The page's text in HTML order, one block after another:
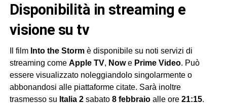
disponibilità in streaming e
visione su tv
Il film Into the Stormè disponibile su noti servizi di
streaming come Apple TV, Nowe Prime Video. Può
essere visualizzato noleggiandolo singolarmente o
abbonandosi alle piattaforme citate. Sarà inoltre
trasmesso su Italia 2sabato 8 febbraioalle ore 21:15.